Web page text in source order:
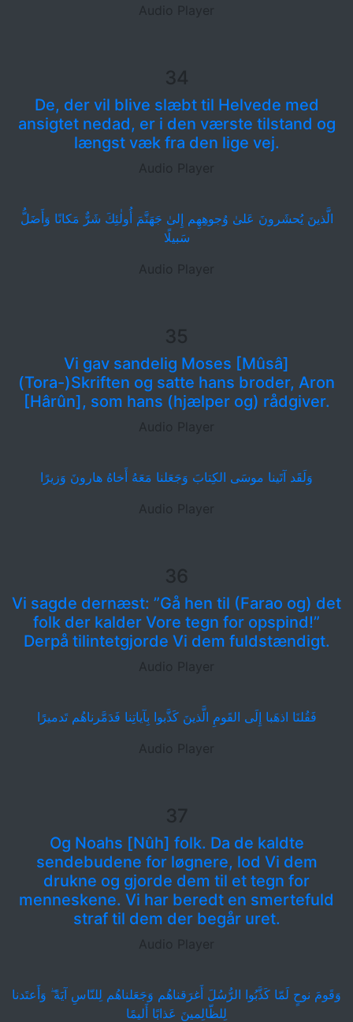
Audio Player
34
De, der vil blive slæbt til Helvede med
ansigtet nedad, er i den værste tilstand og
længst væk fra den lige vej.
Audio Player
الَّذينَ يُحشَرونَ عَلىٰ وُجوهِهِم إِلىٰ جَهَنَّمَ أُولٰئِكَ شَرٌّ مَكانًا وَأَضَلُّ
سَبيلًا
Audio Player
35
Vi gav sandelig Moses [Mûsâ]
(Tora-)Skriften og satte hans broder, Aron
[Hârûn], som hans (hjælper og) rådgiver.
Audio Player
وَلَقَد آتَينا موسَى الكِتابَ وَجَعَلنا مَعَهُ أَخاهُ هارونَ وَزيرًا
Audio Player
36
Vi sagde dernæst: ”Gå hen til (Farao og) det
folk der kalder Vore tegn for opspind!”
Derpå tilintetgjorde Vi dem fuldstændigt.
Audio Player
فَقُلنَا اذهَبا إِلَى القَومِ الَّذينَ كَذَّبوا بِآياتِنا فَدَمَّرناهُم تَدميرًا
Audio Player
37
Og Noahs [Nûh] folk. Da de kaldte
sendebudene for løgnere, lod Vi dem
drukne og gjorde dem til et tegn for
menneskene. Vi har beredt en smertefuld
straf til dem der begår uret.
Audio Player
وَقَومَ نوحٍ لَمّا كَذَّبُوا الرُّسُلَ أَغرَقناهُم وَجَعَلناهُم لِلنّاسِ آيَةً ۖ وَأَعتَدنا
لِلظّالِمينَ عَذابًا أَليمًا